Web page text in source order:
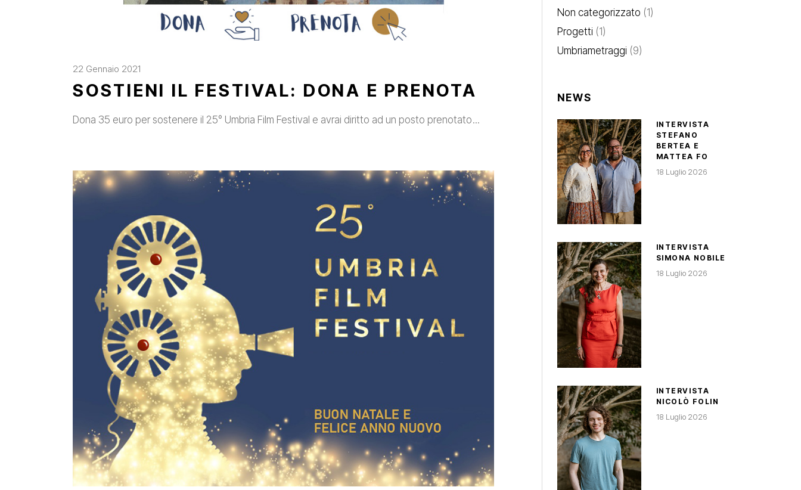
22 Gennaio 2021
SOSTIENI IL FESTIVAL: DONA E PRENOTA
Dona 35 euro per sostenere il 25° Umbria Film Festival e avrai diritto ad un posto prenotato
Non categorizzato (1)
Progetti (1)
Umbriametraggi (9)
NEWS
INTERVISTA
STEFANO
BERTEA E
MATTEA FO
18 Luglio 2026
INTERVISTA
SIMONA NOBILE
18 Luglio 2026
INTERVISTA
NICOLÒ FOLIN
18 Luglio 2026